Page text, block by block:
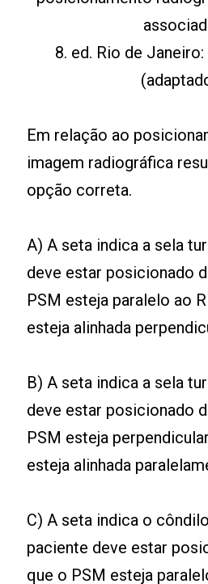
8. ed. Rio de
Em relação ao
imagem radiográfica
opção correta.
A) A seta indica a sela
deve estar posicionado
PSM esteja paralelo ao
esteja alinhada
B) A seta indica a sela
deve estar posicionado
PSM esteja
esteja alinhada
C) A seta indica o
paciente deve estar
que o PSM esteja